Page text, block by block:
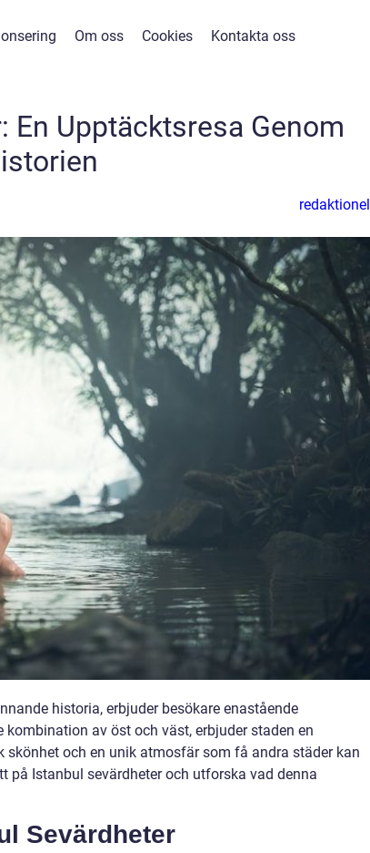
Om oss Cookies Kontakta oss
En Upptäcktsresa Genom
redaktionel
historia, erbjuder besökare enastående
av öst och väst, erbjuder staden en
och en unik atmosfär som få andra städer kan
på Istanbul sevärdheter och utforska vad denna
Sevärdheter